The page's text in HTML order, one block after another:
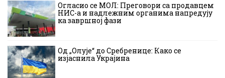
Огласио се МОЛ: Преговори са продавцем
НИС-а и надлежним органима напредују
ка завршној фази
Од „Олује“ до Сребренице: Како се
изјаснила Украјина